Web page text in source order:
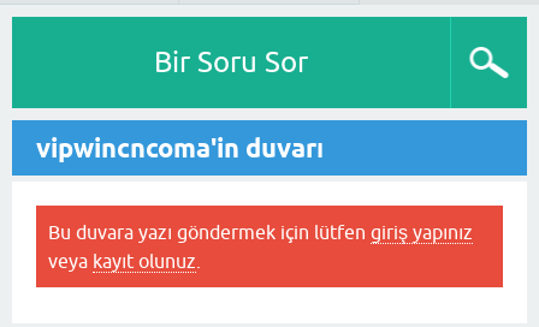
Bir Soru Sor
vipwincncoma'in duvarı
Bu duvara yazı göndermek için lütfen giriş yapınız
veya kayıt olunuz